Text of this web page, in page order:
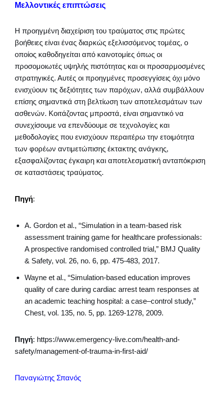
Μελλοντικές επιπτώσεις
Η προηγμένη διαχείριση του τραύματος στις πρώτες
βοήθειες είναι ένας διαρκώς εξελισσόμενος τομέας, ο
οποίος καθοδηγείται από καινοτομίες όπως οι
προσομοιωτές υψηλής πιστότητας και οι προσαρμοσμένες
στρατηγικές. Αυτές οι προηγμένες προσεγγίσεις όχι μόνο
ενισχύουν τις δεξιότητες των παρόχων, αλλά συμβάλλουν
επίσης σημαντικά στη βελτίωση των αποτελεσμάτων των
ασθενών. Κοιτάζοντας μπροστά, είναι σημαντικό να
συνεχίσουμε να επενδύουμε σε τεχνολογίες και
μεθοδολογίες που ενισχύουν περαιτέρω την ετοιμότητα
των φορέων αντιμετώπισης έκτακτης ανάγκης,
εξασφαλίζοντας έγκαιρη και αποτελεσματική ανταπόκριση
σε καταστάσεις τραύματος.
Πηγή:
A. Gordon et al., “Simulation in a team-based risk
assessment training game for healthcare professionals:
A prospective randomised controlled trial,” BMJ Quality
& Safety, vol. 26, no. 6, pp. 475-483, 2017.
Wayne et al., “Simulation-based education improves
quality of care during cardiac arrest team responses at
an academic teaching hospital: a case–control study,”
Chest, vol. 135, no. 5, pp. 1269-1278, 2009.
Πηγή: https://www.emergency-live.com/health-and-
safety/management-of-trauma-in-first-aid/
Παναγιώτης Σπανός